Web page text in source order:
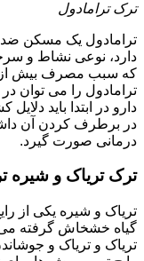
ترک ترامادول
ترامادول یک مسکن ضد
دارد، نوعی نشاط و
که سبب مصرف بیش از
ترامادول را می توان
دارو در ابتدا باید
در برطرف کردن آن
درمانی صورت گیرد.
ترک تریاک و شیره
تریاک و شیره یکی از
گیاه خشخاش گرفته
تریاک و تریاک و